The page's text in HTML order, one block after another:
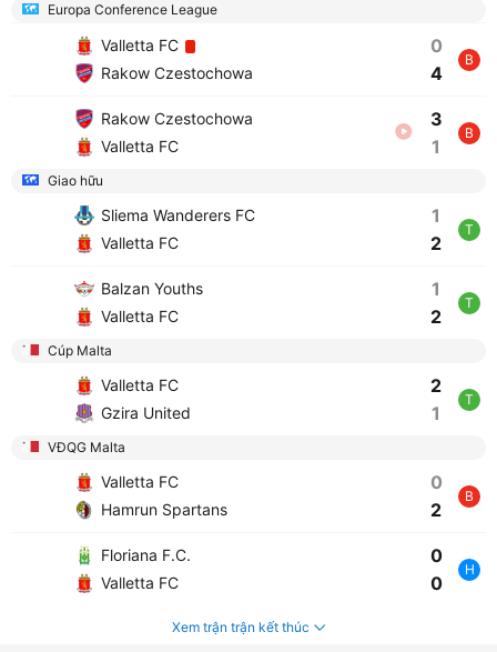
Europa Conference League
Valletta FC
Rakow Czestochowa
0
4
B
Rakow Czestochowa
Valletta FC
3
1
B
Giao hữu
Sliema Wanderers FC
Valletta FC
1
2
T
Balzan Youths
Valletta FC
1
2
T
Cúp Malta
Valletta FC
Gzira United
2
1
T
VĐQG Malta
Valletta FC
Hamrun Spartans
0
2
B
Floriana F.C.
Valletta FC
0
0
H
Xem trận trận kết thúc